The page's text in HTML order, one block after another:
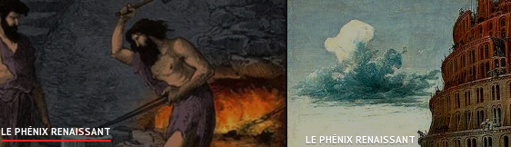
LE PHÉNIX RENAISSANT
LE PHÉNIX RENAISSANT